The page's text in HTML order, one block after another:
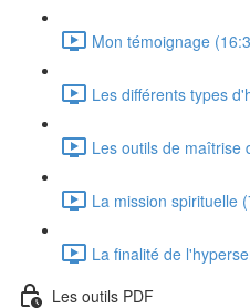
Mon témoignage
Les différents types
Les outils de maîtrise
La mission spirituelle
La finalité de
Les outils PDF